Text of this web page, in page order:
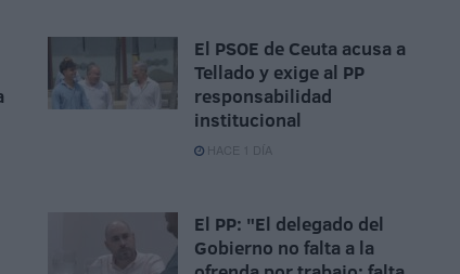
El PSOE de Ceuta acusa a
Tellado y exige al PP
responsabilidad
institucional
HACE 1 DÍA
El PP: "El delegado del
Gobierno no falta a la